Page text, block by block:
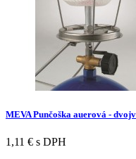
MEVA Punčoška auerová -
1,11 € s DPH